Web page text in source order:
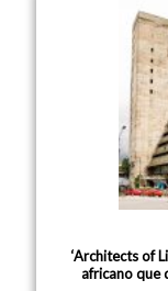
‘Architects of
africano que